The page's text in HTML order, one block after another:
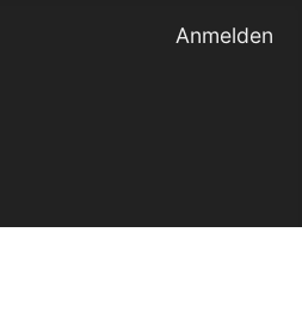
Anmelden